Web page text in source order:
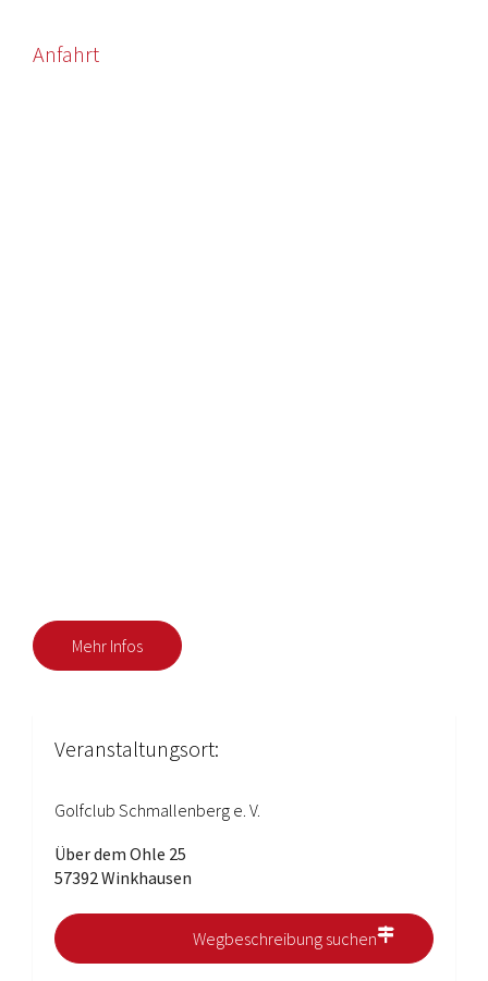
Anfahrt
Mehr Infos
Veranstaltungsort:
Golfclub Schmallenberg e. V.
Über dem Ohle 25
57392 Winkhausen
Wegbeschreibung suchen